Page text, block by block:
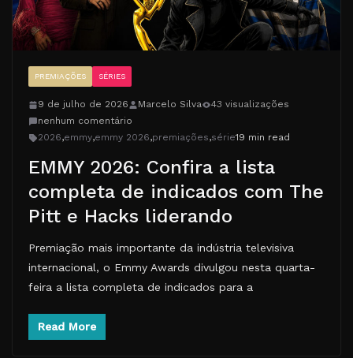
PREMIAÇÕES SÉRIES
9 de julho de 2026 Marcelo Silva
43 visualizações
nenhum comentário
2026,emmy,emmy 2026,premiações,série19 min read
EMMY 2026: Confira a lista
completa de indicados com The
Pitt e Hacks liderando
Premiação mais importante da indústria televisiva
internacional, o Emmy Awards divulgou nesta quarta-
feira a lista completa de indicados para a
Read More